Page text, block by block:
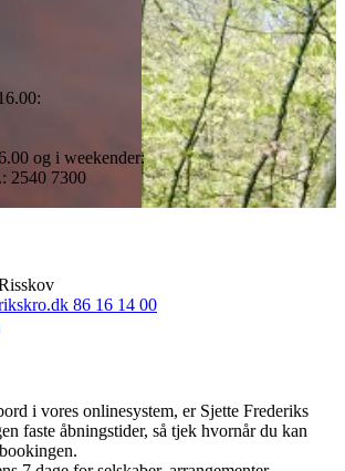
og i weekender:
2540 7300
86 16 14 00
i vores onlinesystem, er Sjette Frederiks
faste åbningstider, så tjek hvornår du kan